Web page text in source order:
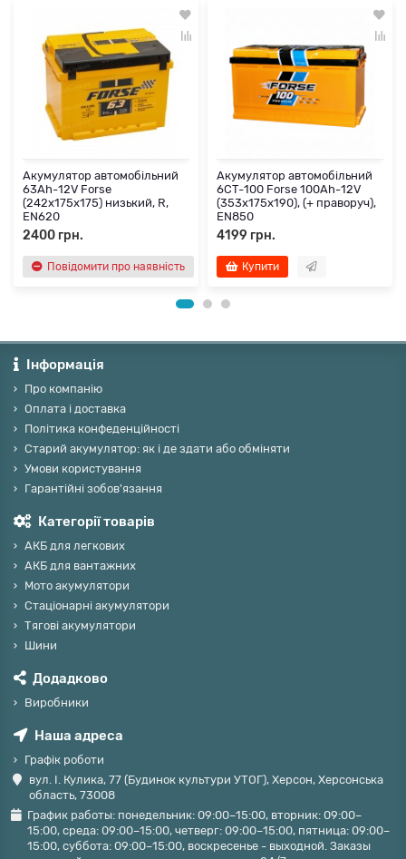
Акумулятор автомобільний
63Ah-12V Forse
(242х175х175) низький, R,
EN620
2400 грн.
Повідомити про наявність
Акумулятор автомобільний
6CT-100 Forse 100Ah-12V
(353х175х190), (+ праворуч),
EN850
4199 грн.
Купити
Інформація
Про компанію
Оплата і доставка
Політика конфеденційності
Старий акумулятор: як і де здати або обміняти
Умови користування
Гарантійні зобов'язання
Категорії товарів
АКБ для легкових
АКБ для вантажних
Мото акумулятори
Стаціонарні акумулятори
Тягові акумулятори
Шини
Додадково
Виробники
Наша адреса
Графік роботи
вул. І. Кулика, 77 (Будинок культури УТОГ), Херсон, Херсонська
область, 73008
График работы: понедельник: 09:00–15:00, вторник: 09:00–
15:00, среда: 09:00–15:00, четверг: 09:00–15:00, пятница: 09:00–
15:00, суббота: 09:00–15:00, воскресенье - выходной. Заказы